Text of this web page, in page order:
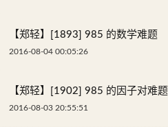
【郑轻】[1893] 985 的数学难题
2016-08-04 00:05:26
【郑轻】[1902] 985 的因子对难题
2016-08-03 20:55:51